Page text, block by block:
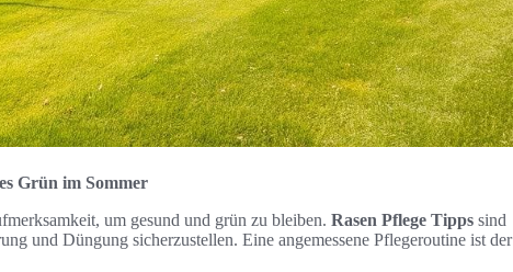
Grün im Sommer
um gesund und grün zu bleiben. Rasen Pflege Tipps sind
und Düngung sicherzustellen. Eine angemessene Pflegeroutine ist der